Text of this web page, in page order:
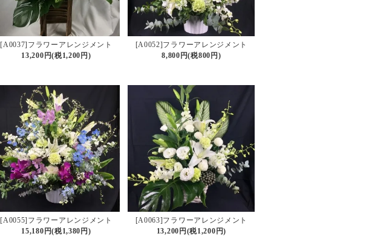
[A0037]フラワーアレンジメント
13,200円(税1,200円)
[A0052]フラワーアレンジメント
8,800円(税800円)
[A0055]フラワーアレンジメント
15,180円(税1,380円)
[A0063]フラワーアレンジメント
13,200円(税1,200円)